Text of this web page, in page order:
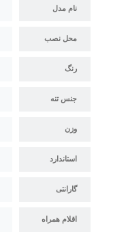
نام مدل
محل نصب
رنگ
جنس تنه
وزن
استاندارد
گارانتی
اقلام همراه